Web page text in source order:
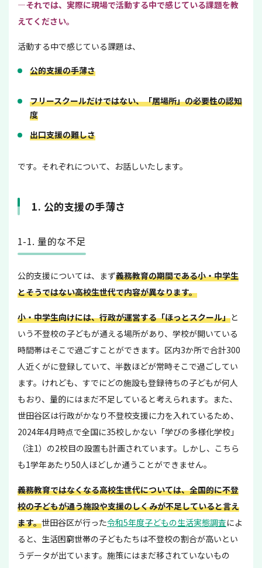
—それでは、実際に現場で活動する中で感じている課題を教
えてください。
活動する中で感じている課題は、
公的支援の手薄さ
フリースクールだけではない、「居場所」の必要性の認知
度
出口支援の難しさ
です。それぞれについて、お話しいたします。
1. 公的支援の手薄さ
1-1. 量的な不足
公的支援については、まず義務教育の期間である小・中学生
とそうではない高校生世代で内容が異なります。
小・中学生向けには、行政が運営する「ほっとスクール」と
いう不登校の子どもが通える場所があり、学校が開いている
時間帯はそこで過ごすことができます。区内3か所で合計300
人近くがに登録していて、半数ほどが常時そこで過ごしてい
ます。けれども、すでにどの施設も登録待ちの子どもが何人
もおり、量的にはまだ不足していると考えられます。また、
世田谷区は行政がかなり不登校支援に力を入れているため、
2024年4月時点で全国に35校しかない「学びの多様化学校」
（注1）の2校目の設置も計画されています。しかし、こちら
も1学年あたり50人ほどしか通うことができません。
義務教育ではなくなる高校生世代については、全国的に不登
校の子どもが通う施設や支援のしくみが不足していると言え
ます。世田谷区が行った令和5年度子どもの生活実態調査によ
ると、生活困窮世帯の子どもたちは不登校の割合が高いとい
うデータが出ています。施策にはまだ移されていないもの